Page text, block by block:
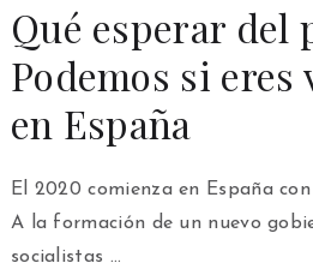
Qué esperar del
Podemos si eres
en España
El 2020 comienza en España
A la formación de un nuevo
socialistas …